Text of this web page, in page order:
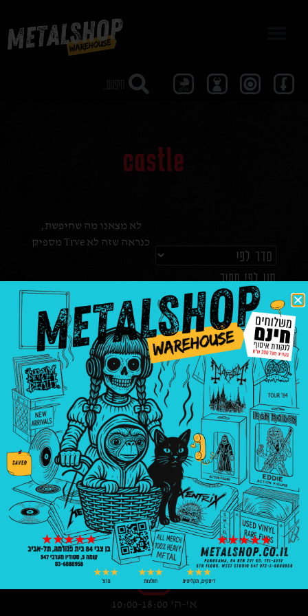
castle
סנן לפי מחיר
₪
8
—
₪
3008
לא מצאנו מה שחיפשת,
כנראה שזה לא Trve מספיק
בניין פנורמה, בן צבי 84, ת"א קומה 5, סטודיו
547
03-6888958
א'-ה' 10:00-18:00